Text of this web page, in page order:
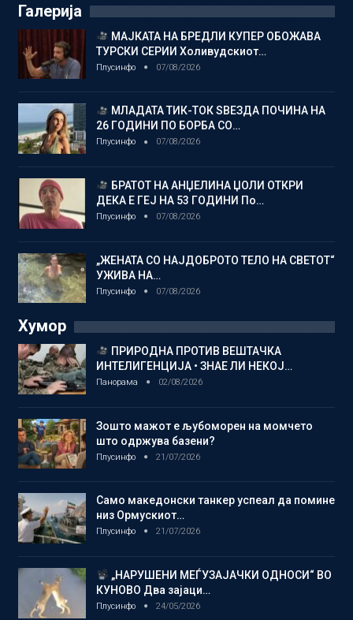
Галерија
МАЈКАТА НА БРЕДЛИ КУПЕР ОБОЖАВА
ТУРСКИ СЕРИИ Холивудскиот…
Плусинфо 07/08/2026
МЛАДАТА ТИК-ТОК ЅВЕЗДА ПОЧИНА НА
26 ГОДИНИ ПО БОРБА СО…
Плусинфо 07/08/2026
БРАТОТ НА АНЏЕЛИНА ЏОЛИ ОТКРИ
ДЕКА Е ГЕЈ НА 53 ГОДИНИ По…
Плусинфо 07/08/2026
„ЖЕНАТА СО НАЈДОБРОТО ТЕЛО НА СВЕТОТ“
УЖИВА НА…
Плусинфо 07/08/2026
Хумор
ПРИРОДНА ПРОТИВ ВЕШТАЧКА
ИНТЕЛИГЕНЦИЈА • ЗНАЕ ЛИ НЕКОЈ…
Панорама 02/08/2026
Зошто мажот е љубоморен на момчето
што одржува базени?
Плусинфо 21/07/2026
Само македонски танкер успеал да помине
низ Ормускиот…
Плусинфо 21/07/2026
„НАРУШЕНИ МЕЃУЗАЈАЧКИ ОДНОСИ“ ВО
КУНОВО Два зајаци…
Плусинфо 24/05/2026